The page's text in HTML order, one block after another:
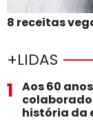
8 receitas
+LIDAS
1
Aos 60
história da